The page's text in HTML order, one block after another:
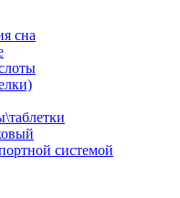
сна
системой